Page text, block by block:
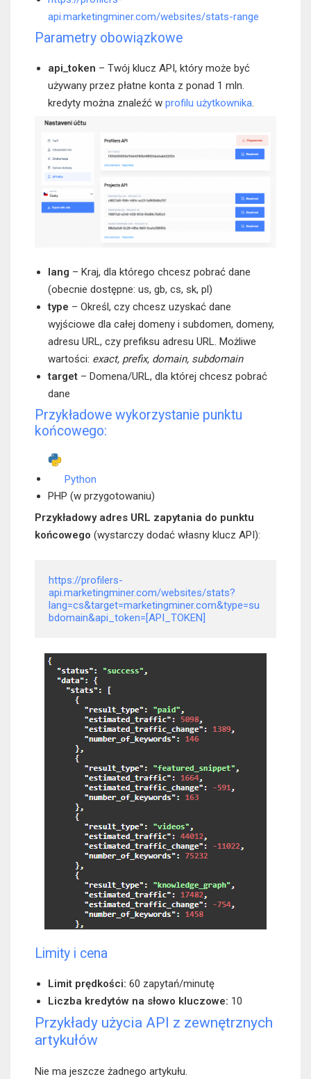
api.marketingminer.com/websites/stats-range
Parametry obowiązkowe
api_token – Twój klucz API, który może być
używany przez płatne konta z ponad 1 mln.
kredyty można znaleźć w profilu użytkownika
lang – Kraj, dla którego chcesz pobrać dane
(obecnie dostępne: us, gb, cs, sk, pl)
type – Określ, czy chcesz uzyskać dane
wyjściowe dla całej domeny i subdomen, domeny,
adresu URL, czy prefiksu adresu URL. Możliwe
wartości: exact, prefix, domain, subdomain
target– Domena/URL, dla której chcesz pobrać
dane
Przykładowe wykorzystanie punktu
końcowego:
Python
PHP (w przygotowaniu)
Przykładowy adres URL zapytania do punktu
końcowego (wystarczy dodać własny klucz API):
https://profilers-
api.marketingminer.com/websites/stats?
lang=cs&target=marketingminer.com&type=su
bdomain&api_token=[API_TOKEN]
Limity i cena
Limit prędkości: 60 zapytań/minutę
Liczba kredytów na słowo kluczowe: 10
Przykłady użycia API z zewnętrznych
artykułów
Nie ma jeszcze żadnego artykułu.